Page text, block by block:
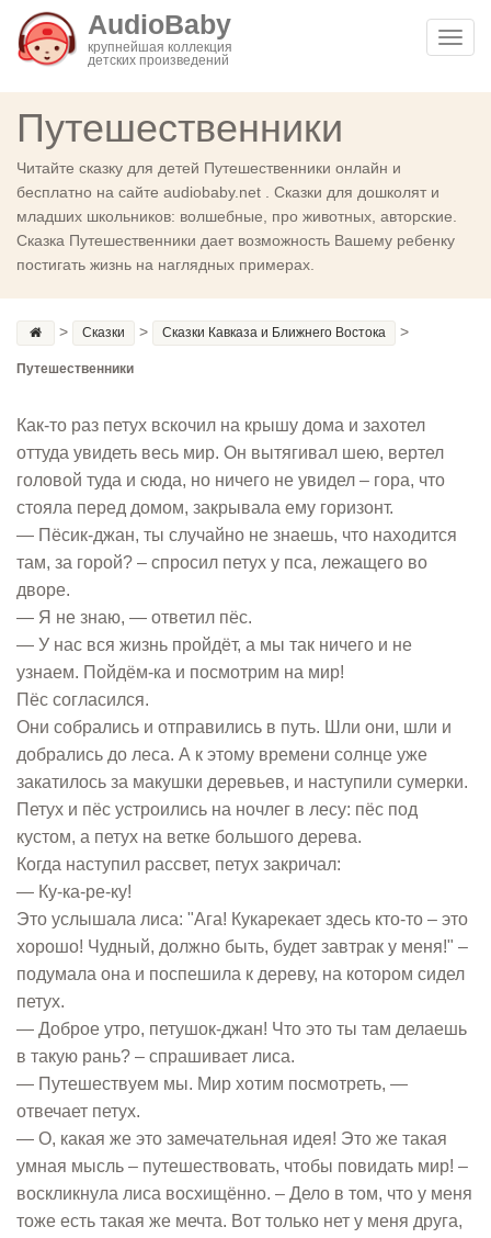
AudioBaby
крупнейшая коллекция
детских произведений
Путешественники
Читайте сказку для детей Путешественники онлайн и
бесплатно на сайте audiobaby.net . Сказки для дошколят и
младших школьников: волшебные, про животных, авторские.
Сказка Путешественники дает возможность Вашему ребенку
постигать жизнь на наглядных примерах.
> Сказки > Сказки Кавказа и Ближнего Востока >
Путешественники
Как-то раз петух вскочил на крышу дома и захотел
оттуда увидеть весь мир. Он вытягивал шею, вертел
головой туда и сюда, но ничего не увидел – гора, что
стояла перед домом, закрывала ему горизонт.
— Пёсик-джан, ты случайно не знаешь, что находится
там, за горой? – спросил петух у пса, лежащего во
дворе.
— Я не знаю, — ответил пёс.
— У нас вся жизнь пройдёт, а мы так ничего и не
узнаем. Пойдём-ка и посмотрим на мир!
Пёс согласился.
Они собрались и отправились в путь. Шли они, шли и
добрались до леса. А к этому времени солнце уже
закатилось за макушки деревьев, и наступили сумерки.
Петух и пёс устроились на ночлег в лесу: пёс под
кустом, а петух на ветке большого дерева.
Когда наступил рассвет, петух закричал:
— Ку-ка-ре-ку!
Это услышала лиса: "Ага! Кукарекает здесь кто-то – это
хорошо! Чудный, должно быть, будет завтрак у меня!" –
подумала она и поспешила к дереву, на котором сидел
петух.
— Доброе утро, петушок-джан! Что это ты там делаешь
в такую рань? – спрашивает лиса.
— Путешествуем мы. Мир хотим посмотреть, —
отвечает петух.
— О, какая же это замечательная идея! Это же такая
умная мысль – путешествовать, чтобы повидать мир! –
воскликнула лиса восхищённо. – Дело в том, что у меня
тоже есть такая же мечта. Вот только нет у меня друга,